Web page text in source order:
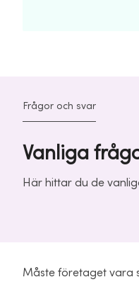
Vanliga
Frågor och svar
Här hittar du de
Måste företaget vara